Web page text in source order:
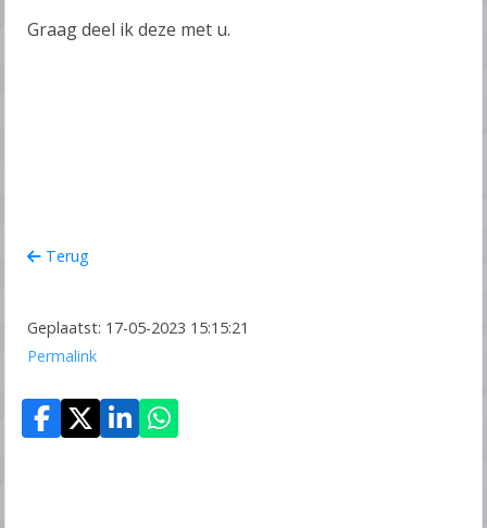
Graag deel ik deze met u.
Terug
Geplaatst: 17-05-2023 15:15:21
Permalink